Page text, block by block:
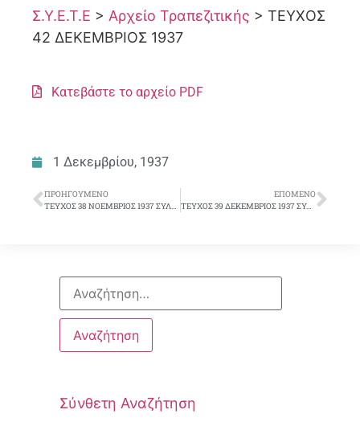
Σ.Υ.Ε.Τ.Ε > Αρχείο Τραπεζιτικής > ΤΕΥΧΟΣ
42 ΔΕΚΕΜΒΡΙΟΣ 1937
Κατεβάστε το αρχείο PDF
1 Δεκεμβρίου, 1937
ΠΡΟΗΓΟΎΜΕΝΟ
ΤΕΥΧΟΣ 38 ΝΟΕΜΒΡΙΟΣ 1937 ΣΥΛΛΟΓΙΚΟ ΔΕΛΤΙΟ
ΕΠΌΜΕΝΟ
ΤΕΥΧΟΣ 39 ΔΕΚΕΜΒΡΙΟΣ 1937 ΣΥΛΛΟΓΙΚΟ ΔΕΛΤΙΟ
Σύνθετη Αναζήτηση